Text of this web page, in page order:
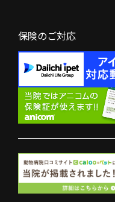
保険のご対応